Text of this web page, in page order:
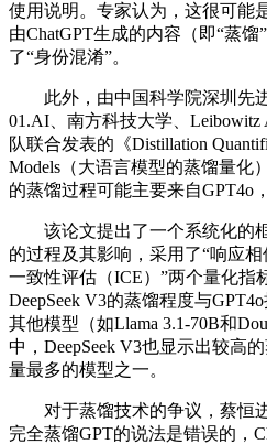
使用说明。专家认为，这很可能
由ChatGPT生成的内容（即“蒸
了“身份混淆”。
此外，由中国科学院深圳先进
01.AI、南方科技大学、
队联合发表的《Distillation
Models（大语言模型的蒸馏量化
的蒸馏过程可能主要来自GPT4o
该论文提出了一个系统化的
的过程及其影响，采用了“响应
一致性评估（ICE）”两个量化指
DeepSeek V3的蒸馏程度与
其他模型（如Llama 3.1-70B和
中，DeepSeek V3也显示出较高
量最多的模型之一。
对于蒸馏技术的争议，蔡恒进
完全蒸馏GPT的说法是错误的，